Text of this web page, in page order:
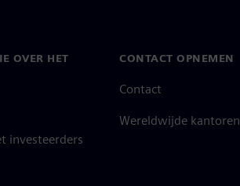
OVER HET
investeerders
CONTACT OPNEMEN
Contact
Wereldwijde kantoren